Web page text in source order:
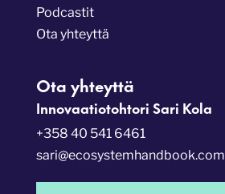
Podcastit
Ota yhteyttä
Ota yhteyttä
Innovaatiotohtori Sari Kola
+358 40 541 6461
sari@ecosystemhandbook.com